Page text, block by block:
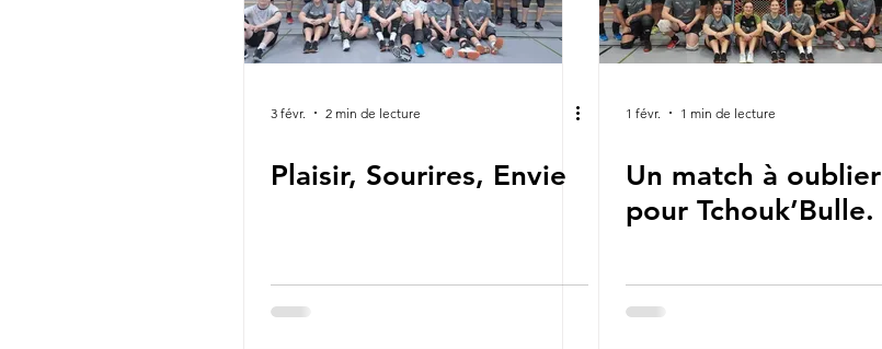
3 févr. 2 min de lecture
Plaisir, Sourires, Envie
1 févr. 1 min de lecture
Un match à oublier
pour Tchouk’Bulle.